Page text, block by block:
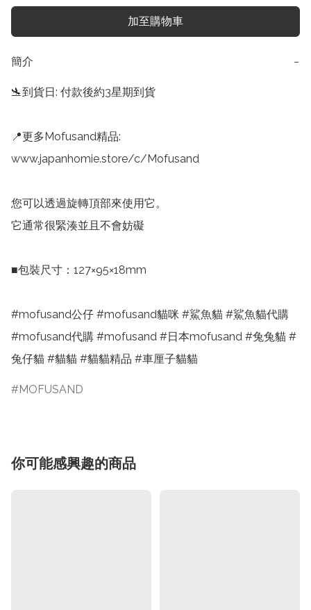
加至購物車
簡介 −
🛬到貨日: 付款後約3星期到貨
📍更多Mofusand精品:
www.japanhomie.store/c/Mofusand
您可以透過旋轉頂部來使用它。
它通常很緊湊並且不會妨礙
■包裝尺寸：127×95×18mm
#mofusand公仔 #mofusand貓咪 #鯊魚貓 #鯊魚貓代購
#mofusand代購 #mofusand #日本mofusand #兔兔貓 #
兔仔貓 #貓貓 #貓貓精品 #車厘子貓貓
MOFUSAND
你可能感興趣的商品